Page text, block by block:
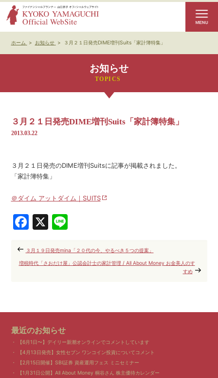
ホーム > お知らせ > ３月２１日発売DIME増刊Suits「家計簿特集」
お知らせ
３月２１日発売DIME増刊Suits「家計簿特集」
2013.03.22
３月２１日発売のDIME増刊Suitsに記事が掲載されました。
「家計簿特集」
＠ダイム アットダイム｜SUITS
Facebook
X Line
３月１９日発売mina「２０代の今、やるべき５つの提案」
増税時代「さおだけ屋」公認会計士の家計管理 / All About Money お金美人のす
すめ
最近のお知らせ
【6月1日〜】デイリー新潮オンラインでコメントしています
【4月13日発売】女性セブン ワンコイン投資についてコメント
【2月15日開催】SBI証券 資産運用フェス ミニセミナー
【1月31日公開】All About Money 桐谷さん 株主優待カレンダー